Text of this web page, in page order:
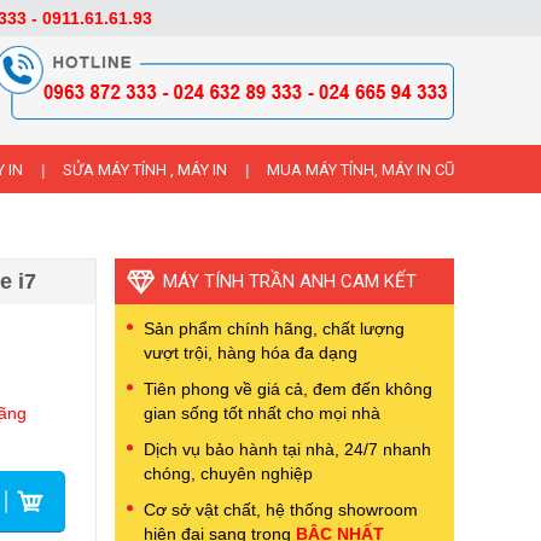
IN SỬA MÁY TÍNH , MÁY IN MUA MÁY TÍNH, MÁY IN CŨ
i7 MÁY TÍNH TRẦN ANH CAM KẾT
Sản phẩm chính hãng, chất lượng
vượt trội, hàng hóa đa dạng
Tiên phong về giá cả, đem đến không
gian sống tốt nhất cho mọi nhà
Dịch vụ bảo hành tại nhà, 24/7 nhanh
chóng, chuyên nghiệp
Cơ sở vật chất, hệ thống showroom
hiện đại sang trọng BẬC NHẤT
- 0911.61.61.93